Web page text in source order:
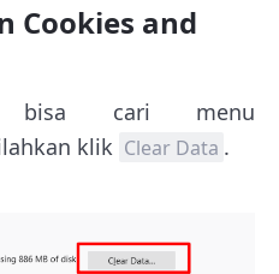
Cookies and
bisa cari menu
klik Clear Data .